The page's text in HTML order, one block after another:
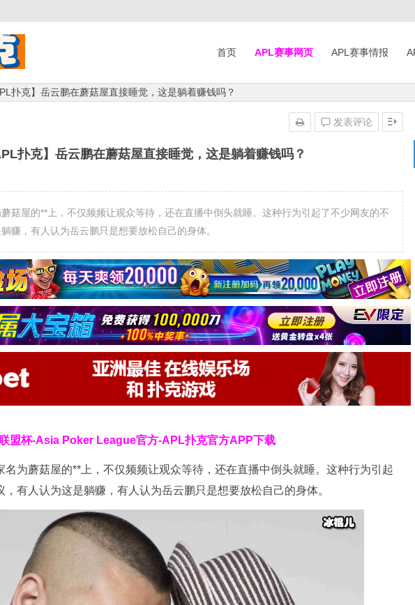
首页 APL赛事网页 APL赛事情报
扑克】岳云鹏在蘑菇屋直接睡觉，这是躺着赚钱吗？
扑克】岳云鹏在蘑菇屋直接睡觉，这是躺着赚钱吗？
发表评论
菇屋的**上，不仅频频让观众等待，还在直播中倒头就睡。这种行为引起了不少网友的不
赚，有人认为岳云鹏只是想要放松自己的身体。
盟杯-Asia Poker League官方-APL扑克官方APP下载
名为蘑菇屋的**上，不仅频频让观众等待，还在直播中倒头就睡。这种行为引起
有人认为这是躺赚，有人认为岳云鹏只是想要放松自己的身体。